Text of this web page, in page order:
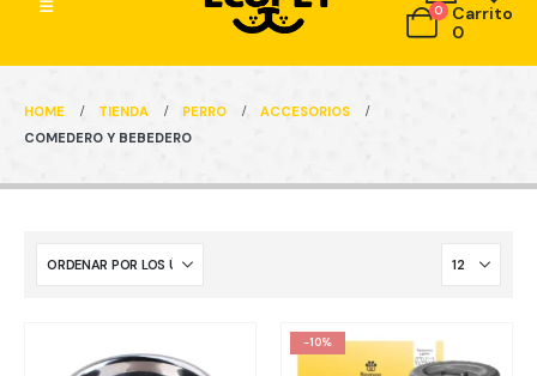
0
Carrito
0
HOME TIENDA PERRO
ACCESORIOS
COMEDERO Y BEBEDERO
-10%